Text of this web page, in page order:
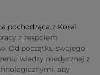
pochodząca z Korei
z zespołem
Od początku swojego
wiedzy medycznej z
aby